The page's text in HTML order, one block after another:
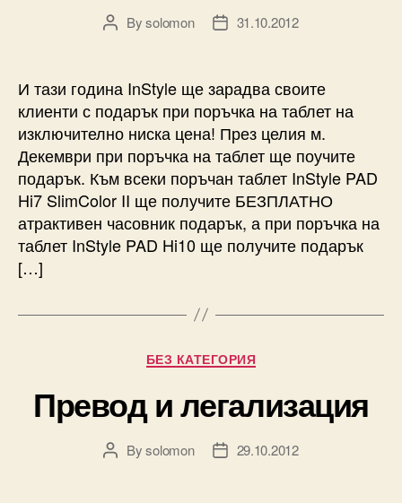
PostBysolomon
Post31.10.2012
И тази година InStyle ще зарадва своите
клиенти с подарък при поръчка на таблет на
изключително ниска цена! През целия м.
Декември при поръчка на таблет ще поучите
подарък. Към всеки поръчан таблет InStyle PAD
Hi7 SlimColor II ще получите БЕЗПЛАТНО
атрактивен часовник подарък, а при поръчка на
таблет InStyle PAD Hi10 ще получите подарък
[…]
Categories
БЕЗ КАТЕГОРИЯ
Превод и легализация
PostBysolomon
Post29.10.2012